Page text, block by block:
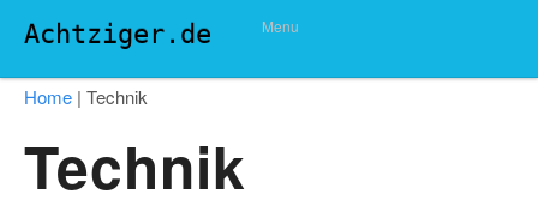
Achtziger.de Menu
Home | Technik
Technik